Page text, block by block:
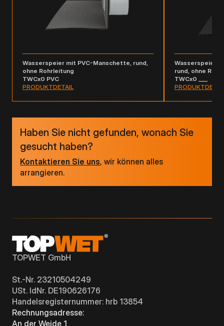
Wasserspeier mit PVC-Manschette, rund,
ohne Rohrleitung
TWCx0 PVC
PRODUKTDETAIL
Wasserspeier
rund, ohne
TWCx0 ___
Haben Sie nicht gefunden, wonach Sie
gesucht haben?
Kontaktieren Sie uns, wir können alles
arrangieren.
TOPWET GmbH
St.-Nr. 23210504249
USt. IdNr. DE190626176
Handelsregisternummer: hrb 13854
Rechnungsadresse:
An der Weide 1